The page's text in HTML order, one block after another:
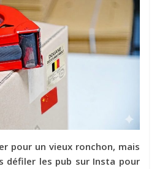
pour un vieux ronchon, mais
défiler les pub sur Insta pour